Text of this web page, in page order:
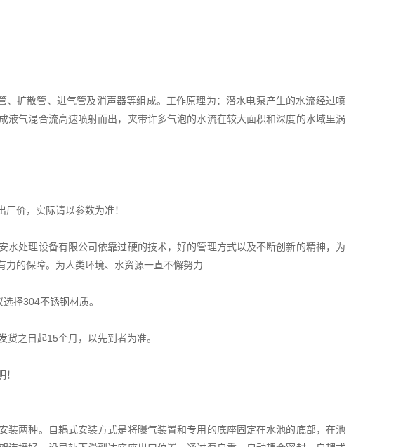
扩散管、进气管及消声器等组成。工作原理为：潜水电泵产生的水流经过喷
液气混合流高速喷射而出，夹带许多气泡的水流在较大面积和深度的水域里涡
价，实际请以参数为准！
处理设备有限公司依靠过硬的技术，好的管理方式以及不断创新的精神，为
力的保障。为人类环境、水资源一直不懈努力……
择304不锈钢材质。
之日起15个月，以先到者为准。
两种。自耦式安装方式是将曝气装置和专用的底座固定在水池的底部，在池